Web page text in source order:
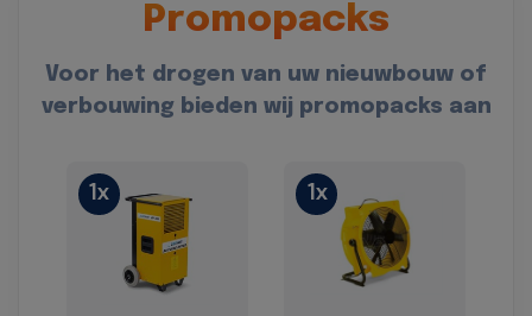
Promopacks
Voor het drogen van uw nieuwbouw of
verbouwing bieden wij promopacks aan
1x 1x